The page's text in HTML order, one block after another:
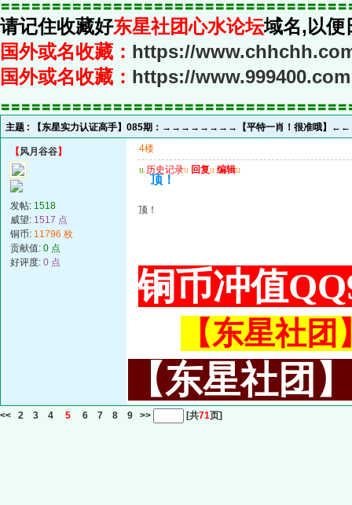
〓〓〓〓〓〓〓〓〓〓〓〓〓〓〓〓〓〓〓〓〓〓〓〓〓〓〓〓〓〓〓〓〓〓
请记住收藏好东星社团心水论坛域名,以便
国外或名收藏： https://
国外或名收藏： https://www.999400.com
〓〓〓〓〓〓〓〓〓〓〓〓〓〓〓〓〓〓〓〓〓〓〓〓〓〓〓〓〓〓〓〓〓〓
主题 : 【东星实力认证高手】085期：→→→→→→→→【平特一肖！很准哦】
【风月谷谷】
发帖: 1518
威望: 1517 点
铜币: 11796 枚
贡献值: 0 点
好评度: 0 点
4楼
u 历史记录u 回复u 编辑u
顶！
顶！
铜币冲值
【东星社
【东星社团
<< 2 3 4 5 6 7 8 9 >> [共71页]